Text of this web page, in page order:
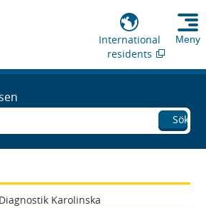
International
residents
Meny
Sök
Karolinska